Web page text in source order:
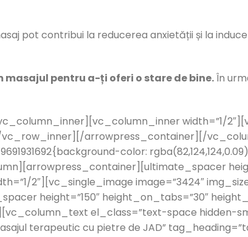
pot contribui la reducerea anxietății și la
masajul pentru a-ți oferi o stare de bine.În
width=”1/
arrowpress_container][/
color:
2″][vc_single_image image=”3424″
height=”150″ height_on_tabs=”30″
el_class=”text-space hidden-
terapeutic cu pietre de JAD”